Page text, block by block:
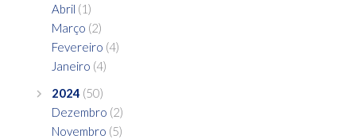
Abril (1)
Março (2)
Fevereiro (4)
Janeiro (4)
2024 (50)
Dezembro (2)
Novembro (5)